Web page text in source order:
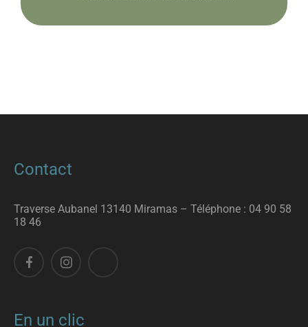
Contact
Traverse Aubanel 13140 Miramas – Téléphone : 04 90 58
18 46
En un clic